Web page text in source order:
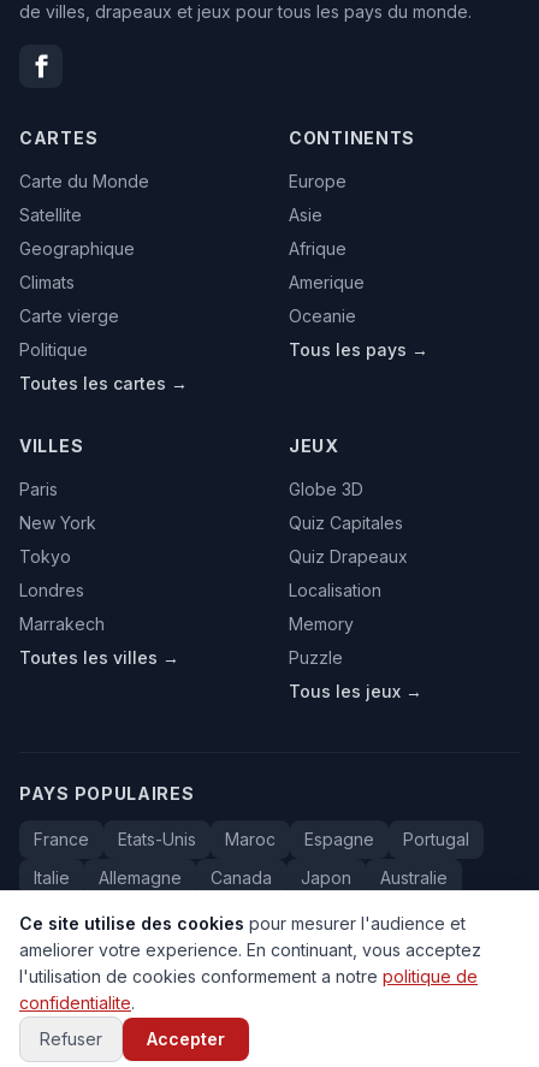
de villes, drapeaux et jeux pour tous les pays du monde.
CARTES
Carte du Monde
Satellite
Geographique
Climats
Carte vierge
Politique
Toutes les cartes →
CONTINENTS
Europe
Asie
Afrique
Amerique
Oceanie
Tous les pays →
VILLES
Paris
New York
Tokyo
Londres
Marrakech
Toutes les villes →
JEUX
Globe 3D
Quiz Capitales
Quiz Drapeaux
Localisation
Memory
Puzzle
Tous les jeux →
PAYS POPULAIRES
France Etats-Unis Maroc Espagne
Portugal
Italie
Allemagne Canada Japon
Australie
Bresil
Algerie Tunisie Belgique Drapeaux
© 2005-2026 Carte du Monde. Tous droits reserves.
•Contact Confidentialite
Ce site utilise des cookies pour mesurer l'audience et
ameliorer votre experience. En continuant, vous acceptez
l'utilisation de cookies conformement a notre politique de
confidentialite.
Refuser
Accepter